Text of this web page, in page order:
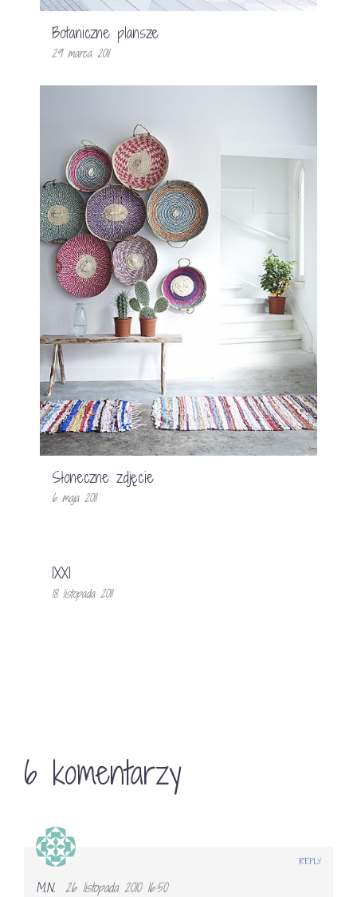
Botaniczne plansze
29 marca 2011
Słoneczne zdjęcie
6 maja 2011
IXXI
18 listopada 2011
6 komentarzy
M.N. 26 listopada 2010 16:50
REPLY